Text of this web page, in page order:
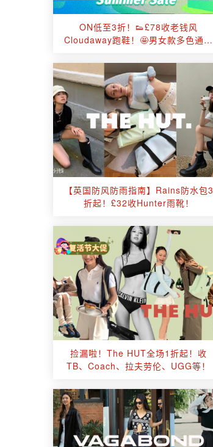
ON低至3折！👟£78收老钱风
Cloudaway跑鞋！🤩男女款多色通通
【英国防风防雨指南】Rains防水包3
折起！£32收Hunter雨靴！
捡漏啦！The HUT全场1折起！收
TB、Coach、拉夫劳伦、UGG等！